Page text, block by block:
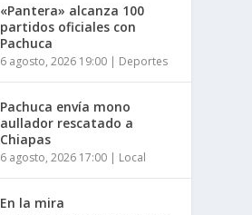
«Pantera» alcanza 100
partidos oficiales con
Pachuca
6 agosto, 2026 19:00 | Deportes
Pachuca envía mono
aullador rescatado a
Chiapas
6 agosto, 2026 17:00 | Local
En la mira